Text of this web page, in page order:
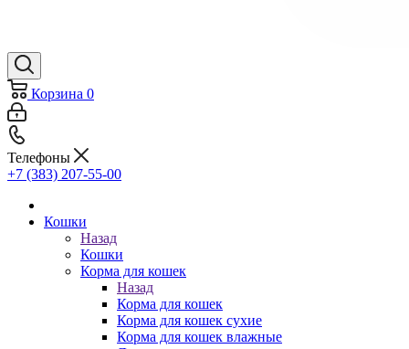
Корзина 0
Телефоны
+7 (383) 207-55-00
Кошки
Назад
Кошки
Корма для кошек
Назад
Корма для кошек
Корма для кошек сухие
Корма для кошек влажные